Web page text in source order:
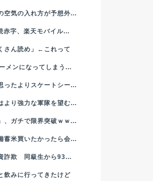
空気の入れ方が予想外...
赤字、楽天モバイル...
さん読め」←これって
メンになってしまう...
ったよりスケートシー...
より強力な軍隊を望む...
、ガチで限界突破ｗｗ...
蓄米買いたかったら会...
詐欺 同級生から93...
飲みに行ってきたけど